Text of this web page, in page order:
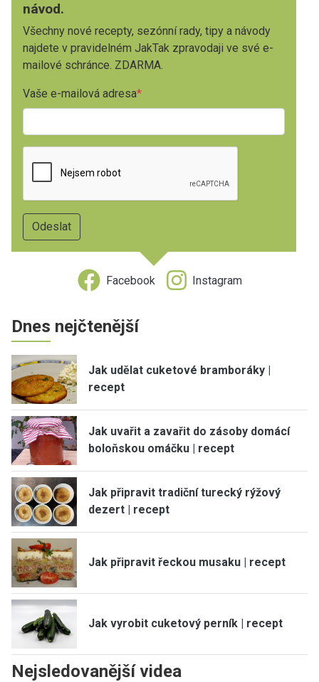
návod.
Všechny nové recepty, sezónní rady, tipy a návody
najdete v pravidelném JakTak zpravodaji ve své e-
mailové schránce. ZDARMA.
Vaše e-mailová adresa
Facebook Instagram
Dnes nejčtenější
Jak udělat cuketové bramboráky |
recept
Jak uvařit a zavařit do zásoby domácí
boloňskou omáčku | recept
Jak připravit tradiční turecký rýžový
dezert | recept
Jak připravit řeckou musaku | recept
Jak vyrobit cuketový perník | recept
Nejsledovanější videa